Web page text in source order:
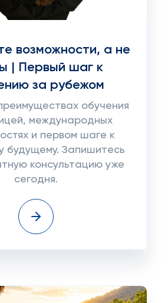
возможности, а не
| Первый шаг к
за рубежом
обучения
международных
и первом шаге к
будущему. Запишитесь
консультацию уже
сегодня.